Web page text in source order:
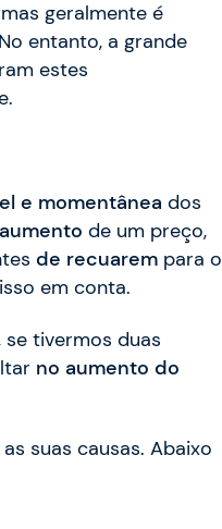
geralmente é
entanto, a grande
estes
e momentânea dos
aumento de um preço,
de recuarem para o
em conta.
se tivermos duas
no aumento do
suas causas. Abaixo